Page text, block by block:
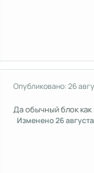
Опубликовано:26
Да обычный блок как
Изменено26